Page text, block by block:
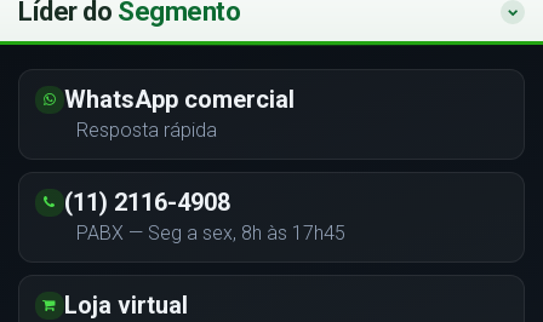
Líder do Segmento
WhatsApp comercial
Resposta rápida
(11) 2116-4908
PABX — Seg a sex, 8h às 17h45
Loja virtual